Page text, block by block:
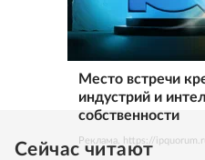
Место встречи
индустрий и
собственности
Реклама. https://
Сейчас читают